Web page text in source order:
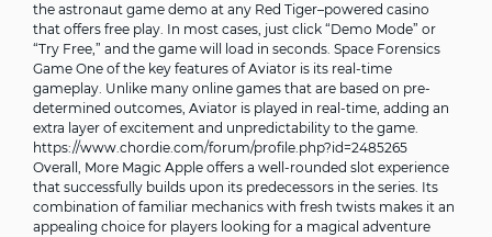
the astronaut game demo at any Red Tiger–powered casino
that offers free play. In most cases, just click “Demo Mode” or
“Try Free,” and the game will load in seconds. Space Forensics
Game One of the key features of Aviator is its real-time
gameplay. Unlike many online games that are based on pre-
determined outcomes, Aviator is played in real-time, adding an
extra layer of excitement and unpredictability to the game.
https://www.chordie.com/forum/profile.php?id=2485265
Overall, More Magic Apple offers a well-rounded slot experience
that successfully builds upon its predecessors in the series. Its
combination of familiar mechanics with fresh twists makes it an
appealing choice for players looking for a magical adventure